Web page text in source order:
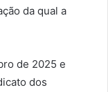
da qual a
de 2025 e
dos